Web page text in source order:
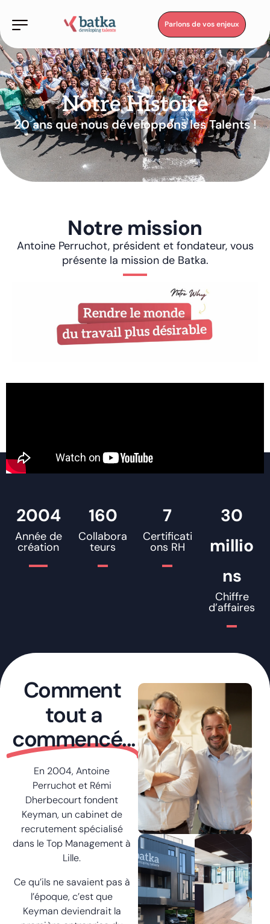
Parlons de vos enjeux
Notre Histoire
20 ans que nous développons les Talents !
Notre mission
Antoine Perruchot, président et fondateur, vous
présente la mission de Batka.
2004
Année de
création
160
Collabora
teurs
7
Certificati
ons RH
30
millio
ns
Chiffre
d’affaires
Comment
tout a
commencé...
En 2004, Antoine
Perruchot et Rémi
Dherbecourt fondent
Keyman, un cabinet de
recrutement spécialisé
dans le Top Management à
Lille.
Ce qu’ils ne savaient pas à
l’époque, c’est que
Keyman deviendrait la